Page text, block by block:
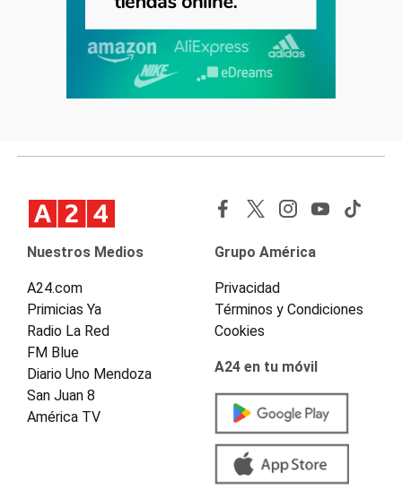
Nuestros Medios
A24.com
Primicias Ya
Radio La Red
FM Blue
Diario Uno Mendoza
San Juan 8
América TV
Grupo América
Privacidad
Términos y Condiciones
Cookies
A24 en tu móvil